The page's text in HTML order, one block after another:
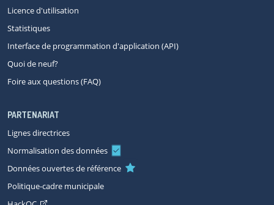
Licence d'utilisation
Statistiques
Interface de programmation d'application (API)
Quoi de neuf?
Foire aux questions (FAQ)
PARTENARIAT
Lignes directrices
Normalisation des données
Données ouvertes de référence
Politique-cadre municipale